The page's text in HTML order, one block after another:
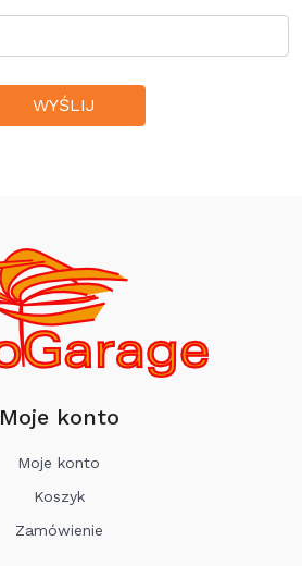
Moje konto
Moje konto
Koszyk
Zamówienie